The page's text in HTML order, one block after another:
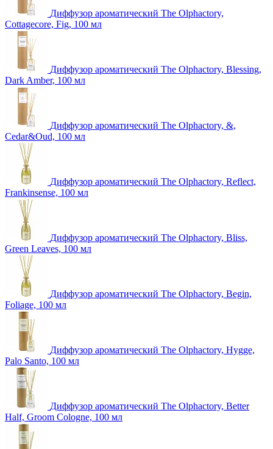
Диффузор ароматический The Olphactory,
Cottagecore, Fig, 100 мл
Диффузор ароматический The Olphactory, Blessing,
Dark Amber, 100 мл
Диффузор ароматический The Olphactory, &,
Cedar&Oud, 100 мл
Диффузор ароматический The Olphactory, Reflect,
Frankinsense, 100 мл
Диффузор ароматический The Olphactory, Bliss,
Green Leaves, 100 мл
Диффузор ароматический The Olphactory, Begin,
Foliage, 100 мл
Диффузор ароматический The Olphactory, Hygge,
Palo Santo, 100 мл
Диффузор ароматический The Olphactory, Better
Half, Groom Cologne, 100 мл